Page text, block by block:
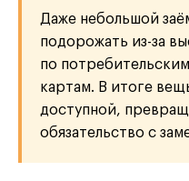
Даже небольшой
подорожать из-за
по
картам. В итоге
доступной,
обязательство с